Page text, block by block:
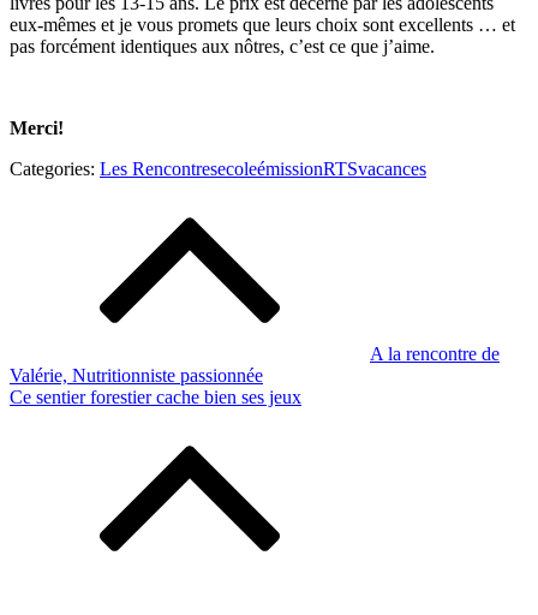
eux-mêmes et je vous promets que leurs choix sont excellents … et
pas forcément identiques aux nôtres, c’est ce que j’aime.
Merci!
Categories:
Categories: Les RencontresecoleémissionRTSvacances
A la rencontre de
Valérie, Nutritionniste passionnée
Ce sentier forestier cache bien ses jeux